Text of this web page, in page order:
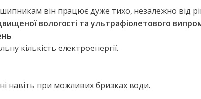
ОСВІТЛЕННЯ
LED модулі
Патрони для ламп
він працює дуже тихо, незалежно від
вологості та ультрафіолетового
кількість електроенергії.
навіть при можливих бризках води.